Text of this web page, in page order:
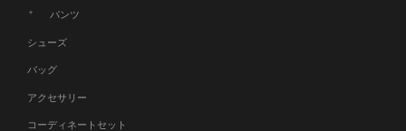
パンツ
シューズ
バッグ
アクセサリー
コーディネートセット